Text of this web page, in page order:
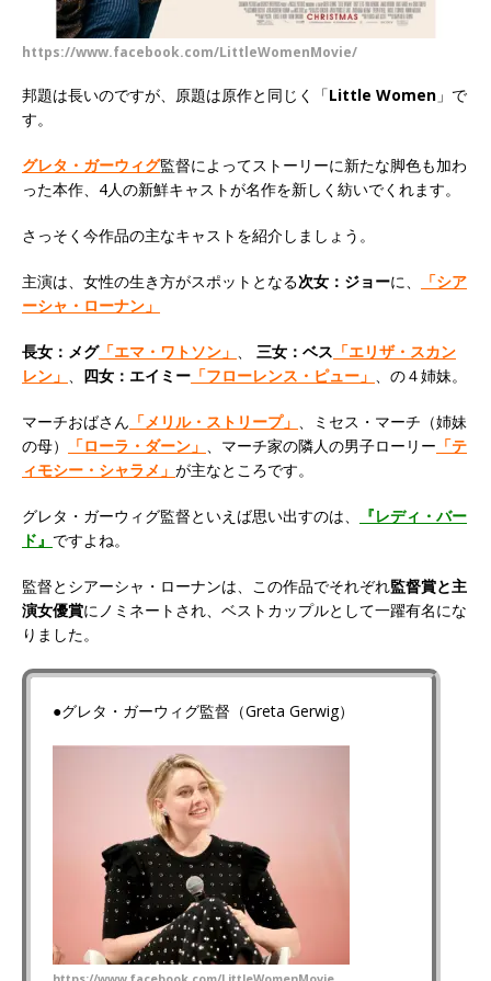
https://www.facebook.com/LittleWomenMovie/
邦題は長いのですが、原題は原作と同じく「Little Women 」で
す。
グレタ・ガーウィグ監督によってストーリーに新たな脚色も加わ
った本作、4人の新鮮キャストが名作を新しく紡いでくれます。
さっそく今作品の主なキャストを紹介しましょう。
主演は、女性の生き方がスポットとなる次女：ジョーに、
「シア
ーシャ・ローナン」
長女：メグ「エマ・ワトソン」 、 三女：ベス 「エリザ・スカン
レン」 、 四女：エイミー 「フローレンス・ピュー」 、の４姉妹。
マーチおばさん 「メリル・ストリープ」 、ミセス・マーチ（姉妹
の母）
「ローラ・ダーン」 、マーチ家の隣人の男子ローリー 「テ
ィモシー・シャラメ」 が主なところです。
グレタ・ガーウィグ監督といえば思い出すのは、
『レディ・バー
ド』 ですよね。
監督とシアーシャ・ローナンは、この作品でそれぞれ監督賞と主
演女優賞にノミネートされ、ベストカップルとして一躍有名にな
りました。
●グレタ・ガーウィグ監督（Greta Gerwig）